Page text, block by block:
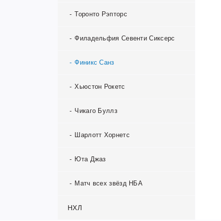
Хорватия
Чили
Швейцария
Шотландия
Эквадор
Япония
Суонси Сити
Тоттенхэм Хотспур
Уотфорд
Фулхэм
Челси
Шеффилд Уэнсдей
Шеффилд Юнайтед
Эвертон
Хетафе
Эльче
Эспаньол
Торонто Рэпторс
Филадельфия Севенти Сиксерс
Финикс Санз
Хьюстон Рокетс
Чикаго Буллз
Шарлотт Хорнетс
Юта Джаз
Матч всех звёзд НБА
НХЛ